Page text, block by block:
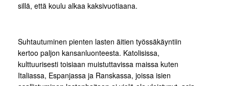
sillä, että koulu alkaa kaksivuotiaana.
Suhtautuminen pienten lasten äitien työssäkäyntiin
kertoo paljon kansanluonteesta. Katolisissa,
kulttuurisesti toisiaan muistuttavissa maissa kuten
Italiassa, Espanjassa ja Ranskassa, joissa isien